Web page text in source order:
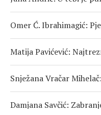
Omer Ć. Ibrahimagić:
Matija Pavićević:
Snježana Vračar
Damjana Savčić: